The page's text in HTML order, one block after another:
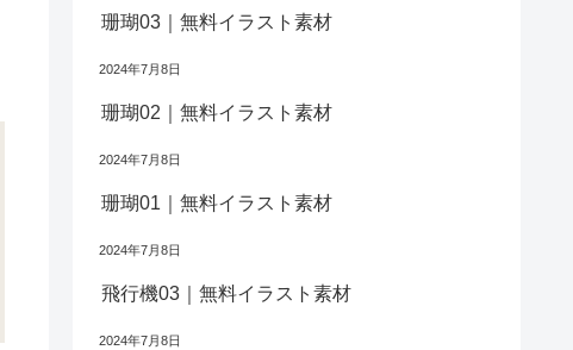
珊瑚03｜無料イラスト素材
2024年7月8日
珊瑚02｜無料イラスト素材
2024年7月8日
珊瑚01｜無料イラスト素材
2024年7月8日
飛行機03｜無料イラスト素材
2024年7月8日